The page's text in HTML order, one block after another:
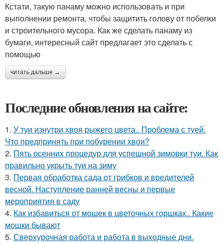
Кстати, такую панаму можно использовать и при
выполнении ремонта, чтобы защитить голову от побелки
и строительного мусора. Как же сделать панаму из
бумаги, интересный сайт предлагает это сделать с
помощью
читать дальше →
Последние обновления на сайте:
1. У туи изнутри хвоя рыжего цвета.. Проблема с туей.
Что предпринять при побурении хвои?
2. Пять осенних процедур для успешной зимовки туи. Как
правильно укрыть туи на зиму
3. Первая обработка сада от грибков и вредителей
весной. Наступление ранней весны и первые
мероприятия в саду
4. Как избавиться от мошек в цветочных горшках.. Какие
мошки бывают
5. Сверхурочная работа и работа в выходные дни.